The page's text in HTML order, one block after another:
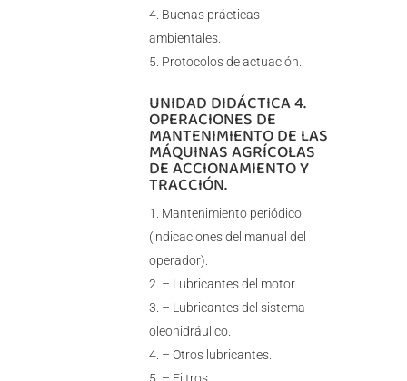
Buenas prácticas
ambientales.
Protocolos de actuación.
UNIDAD DIDÁCTICA 4.
OPERACIONES DE
MANTENIMIENTO DE LAS
MÁQUINAS AGRÍCOLAS
DE ACCIONAMIENTO Y
TRACCIÓN.
Mantenimiento periódico
(indicaciones del manual del
operador):
– Lubricantes del motor.
– Lubricantes del sistema
oleohidráulico.
– Otros lubricantes.